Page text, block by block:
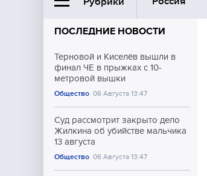
Ближний Восток
Общество
Культура
ПОСЛЕДНИЕ НОВОСТИ
Терновой и Киселёв вышли в
финал ЧЕ в прыжках с 10-
метровой вышки
Общество 06 Августа 13:47
Суд рассмотрит закрыто дело
Жилкина об убийстве мальчика
13 августа
Общество 06 Августа 13:47